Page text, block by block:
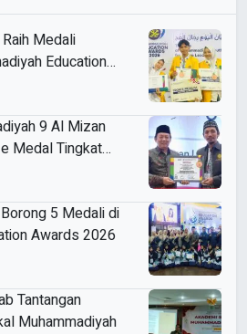
Medali
Education
9 Al Mizan
Medal Tingkat
2026
5 Medali di
Awards 2026
Tantangan
Muhammadiyah